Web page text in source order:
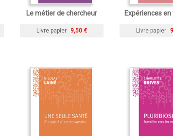
Le métier de chercheur
Livre papier 9,50 €
Expériences
Livre papier